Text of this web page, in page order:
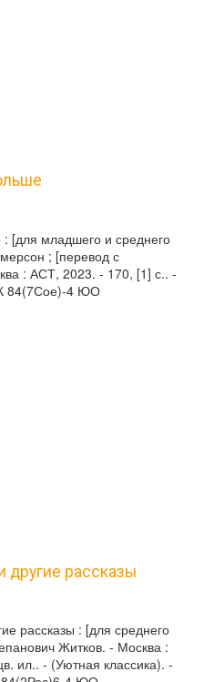
младшего и среднего
; [перевод с
: АСТ, 2023. - 170, [1] с.. -
84(7Сое)-4 ЮО
другие рассказы
рассказы : [для среднего
Житков. - Москва :
ил.. - (Уютная классика). -